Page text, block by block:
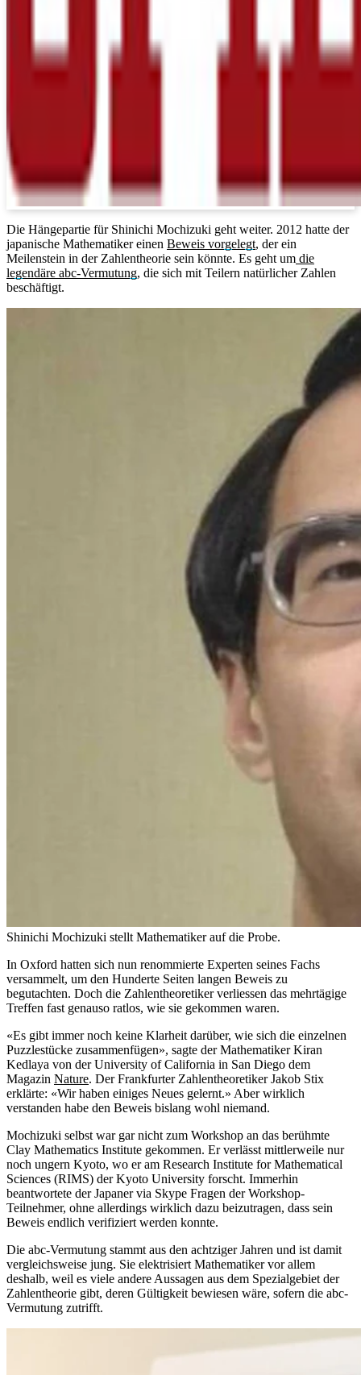
Die Hängepartie für Shinichi Mochizuki geht weiter. 2012 hatte der
japanische Mathematiker einen Beweis vorgelegt, der ein
Meilenstein in der Zahlentheorie sein könnte. Es geht um die
legendäre abc-Vermutung, die sich mit Teilern natürlicher Zahlen
beschäftigt.
Shinichi Mochizuki stellt Mathematiker auf die Probe.
In Oxford hatten sich nun renommierte Experten seines Fachs
versammelt, um den Hunderte Seiten langen Beweis zu
begutachten. Doch die Zahlentheoretiker verliessen das mehrtägige
Treffen fast genauso ratlos, wie sie gekommen waren.
«Es gibt immer noch keine Klarheit darüber, wie sich die einzelnen
Puzzlestücke zusammenfügen», sagte der Mathematiker Kiran
Kedlaya von der University of California in San Diego dem
Magazin Nature. Der Frankfurter Zahlentheoretiker Jakob Stix
erklärte: «Wir haben einiges Neues gelernt.» Aber wirklich
verstanden habe den Beweis bislang wohl niemand.
Mochizuki selbst war gar nicht zum Workshop an das berühmte
Clay Mathematics Institute gekommen. Er verlässt mittlerweile nur
noch ungern Kyoto, wo er am Research Institute for Mathematical
Sciences (RIMS) der Kyoto University forscht. Immerhin
beantwortete der Japaner via Skype Fragen der Workshop-
Teilnehmer, ohne allerdings wirklich dazu beizutragen, dass sein
Beweis endlich verifiziert werden konnte.
Die abc-Vermutung stammt aus den achtziger Jahren und ist damit
vergleichsweise jung. Sie elektrisiert Mathematiker vor allem
deshalb, weil es viele andere Aussagen aus dem Spezialgebiet der
Zahlentheorie gibt, deren Gültigkeit bewiesen wäre, sofern die abc-
Vermutung zutrifft.